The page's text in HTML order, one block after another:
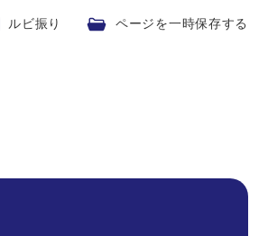
ルビ振り ページを一時保存する